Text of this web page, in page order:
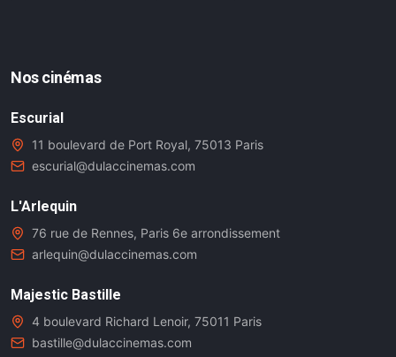
Nos cinémas
Escurial
11 boulevard de Port Royal, 75013 Paris
escurial@dulaccinemas.com
L'Arlequin
76 rue de Rennes, Paris 6e arrondissement
arlequin@dulaccinemas.com
Majestic Bastille
4 boulevard Richard Lenoir, 75011 Paris
bastille@dulaccinemas.com